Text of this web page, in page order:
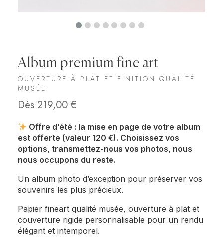
Album premium fine art
OUVERTURE À PLAT ET FINITION QUALITÉ
MUSÉE
Dès 219,00 €
Offre d’été : la mise en page de votre album
est offerte (valeur 120 €). Choisissez vos
options, transmettez-nous vos photos, nous
nous occupons du reste.
Un album photo d’exception pour préserver vos
souvenirs les plus précieux.
Papier fineart qualité musée, ouverture à plat et
couverture rigide personnalisable pour un rendu
élégant et intemporel.